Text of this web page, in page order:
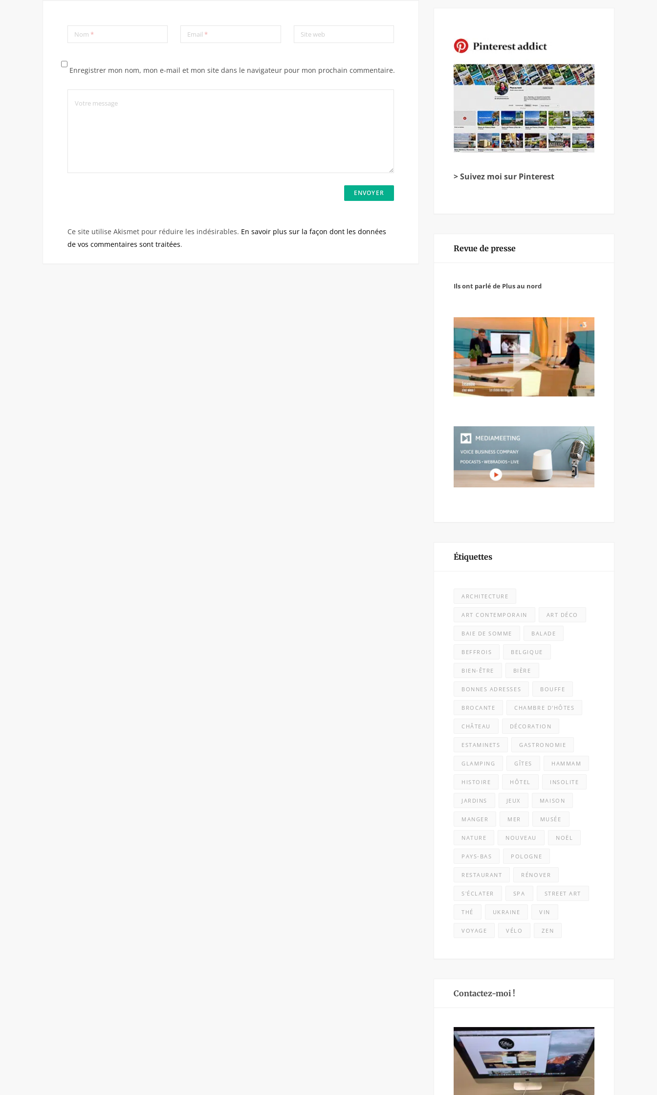
Nom * Email* Site web
Enregistrer mon nom, mon e-mail et mon site dans le navigateur pour mon prochain commentaire.
Ce site utilise Akismet pour réduire les indésirables. En savoir plus sur la façon dont les données
de vos commentaires sont traitées.
> Suivez moi sur Pinterest
Revue de presse
Ils ont parlé de Plus au nord
Étiquettes
ARCHITECTURE
ART CONTEMPORAIN ART DÉCO
BAIE DE SOMME BALADE
BEFFROIS BELGIQUE
BIEN-ÊTRE BIÈRE
BONNES ADRESSES BOUFFE
BROCANTE CHAMBRE D'HÔTES
CHÂTEAU DÉCORATION
ESTAMINETS GASTRONOMIE
GLAMPING GÎTES HAMMAM
HISTOIRE HÔTEL INSOLITE
JARDINS JEUX MAISON
MANGER MER MUSÉE
NATURE NOUVEAU NOËL
PAYS-BAS POLOGNE
RESTAURANT RÉNOVER
S'ÉCLATER SPA STREET ART
THÉ UKRAINE VIN
VOYAGE VÉLO ZEN
Contactez-moi !